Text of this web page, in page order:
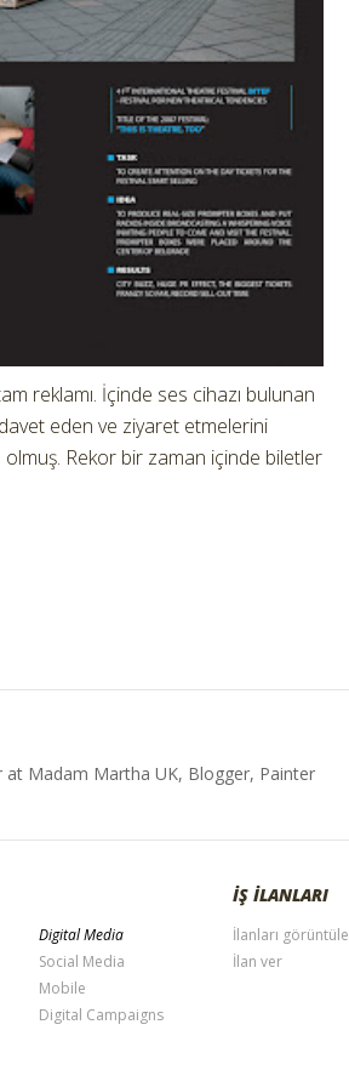
reklamı. İçinde ses cihazı bulunan
eden ve ziyaret etmelerini
olmuş. Rekor bir zaman içinde biletler
Madam Martha UK, Blogger, Painter
Digital Media
Social Media
Mobile
Digital Campaigns
İŞ İLANLARI
İlanları görüntüle
İlan ver